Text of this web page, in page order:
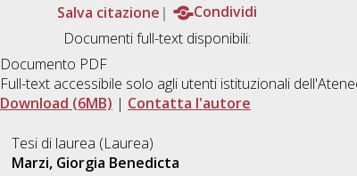
Salva citazione
Condividi
Documenti full-text disponibili:
Documento PDF
Full-text accessibile solo agli utenti istituzionali
Download (6MB) | Contatta l'autore
Tesi di laurea (Laurea)
Marzi, Giorgia Benedicta